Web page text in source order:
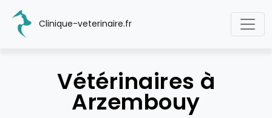
Clinique-veterinaire.fr
Vétérinaires à
Arzembouy